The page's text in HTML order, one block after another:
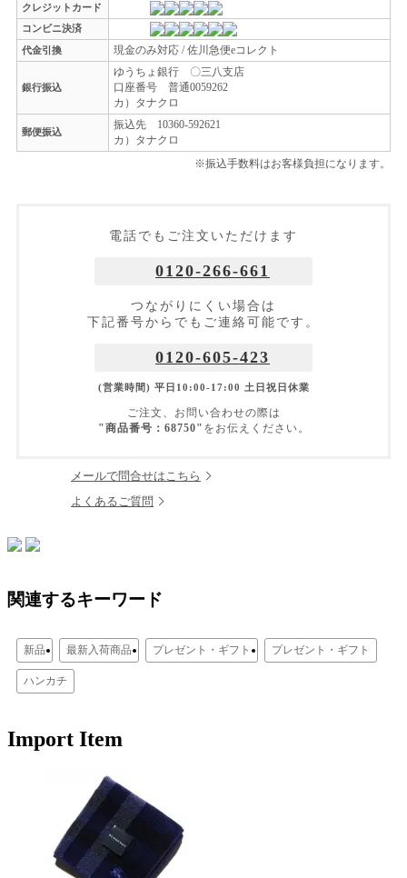
クレジットカード
コンビニ決済
代金引換
現金のみ対応 / 佐川急便eコレクト
銀行振込
ゆうちょ銀行 〇三八支店
口座番号 普通0059262
カ）タナクロ
郵便振込
振込先 10360-592621
カ）タナクロ
※振込手数料はお客様負担になります。
電話でもご注文いただけます
0120-266-661
つながりにくい場合は
下記番号からでもご連絡可能です。
0120-605-423
(営業時間) 平日10:00-17:00 土日祝日休業
ご注文、お問い合わせの際は
"商品番号：68750" をお伝えください。
メールで問合せはこちら
よくあるご質問
関連するキーワード
新品 最新入荷商品 プレゼント・ギフト プレゼント・ギフト
ハンカチ
Import Item